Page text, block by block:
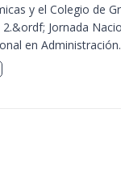
y el Colegio de
Jornada
en Administración.